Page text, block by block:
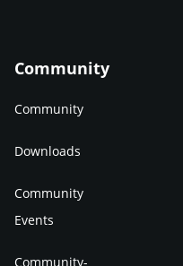
Community
Community
Downloads
Community
Events
Community-